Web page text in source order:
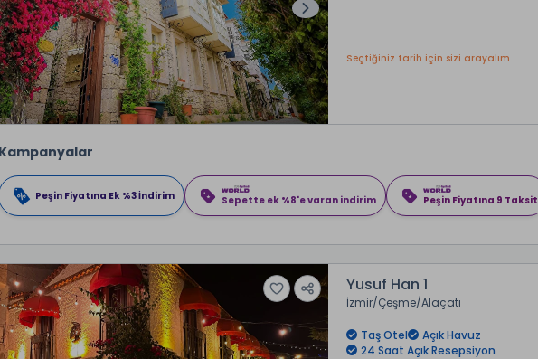
Seçtiğiniz tarih için sizi arayalım.
Kampanyalar
Peşin Fiyatına Ek %3 İndirim Sepette ek %8'e varan indirim Peşin Fiyatına 9 Taksit
Yusuf Han 1
İzmir Çeşme Alaçatı
Taş Otel
Açık Havuz
24 Saat Açık Resepsiyon